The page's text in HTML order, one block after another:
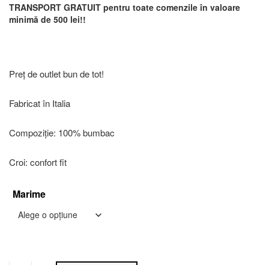
TRANSPORT GRATUIT pentru toate comenzile în valoare
minimă de 500 lei!!
Preț de outlet bun de tot!
Fabricat în Italia
Compoziție: 100% bumbac
Croi: confort fit
Marime